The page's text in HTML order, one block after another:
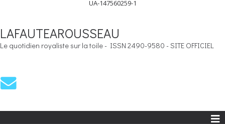
UA-147560259-1
LAFAUTEAROUSSEAU
Le quotidien royaliste sur la toile - ISSN 2490-9580 - SITE OFFICIEL